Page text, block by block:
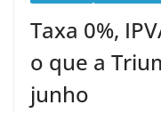
Taxa 0%,
o que a
junho